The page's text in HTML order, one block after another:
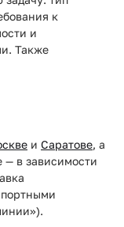
к
и
Также
и Саратове, а
— в зависимости